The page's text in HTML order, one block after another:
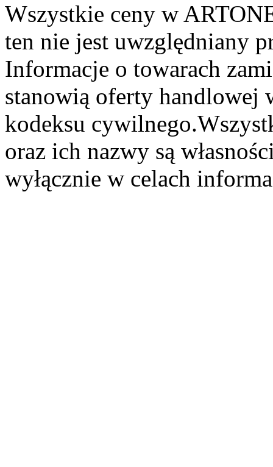
Wszystkie ceny w
ten nie jest uwzględniany
Informacje o towarach
stanowią oferty
kodeksu
oraz ich nazwy są
wyłącznie w celach